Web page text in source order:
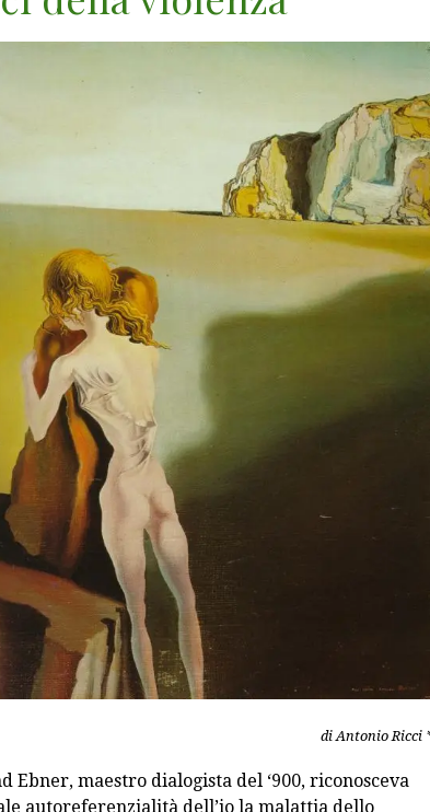
M
di Antonio Ricci
Ebner, maestro dialogista del ‘900, riconosceva
autoreferenzialità dell’io la malattia dello